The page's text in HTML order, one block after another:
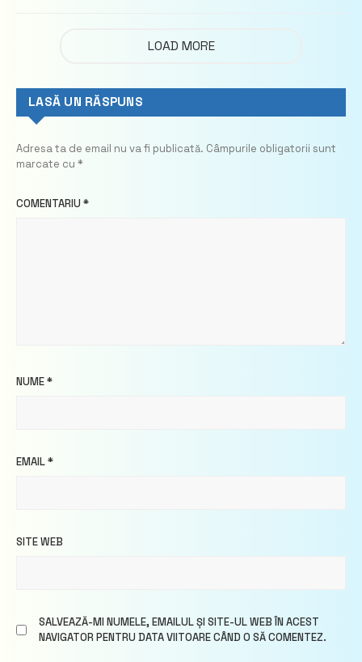
LOAD MORE
LASĂ UN RĂSPUNS
Adresa ta de email nu va fi publicată. Câmpurile obligatorii sunt
marcate cu *
COMENTARIU *
NUME*
EMAIL*
SITE WEB
SALVEAZĂ-MI NUMELE, EMAILUL ȘI SITE-UL WEB ÎN ACEST
NAVIGATOR PENTRU DATA VIITOARE CÂND O SĂ COMENTEZ.